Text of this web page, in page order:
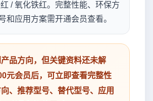
/ 氧化铁红。完整性能、环保方
和应用方案需开通会员查看。
品方向，但关键资料还未解
元会员后，可立即查看完整性
、推荐型号、替代型号、应用